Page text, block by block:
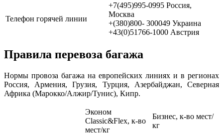
Телефон горячей линии
+7(495)995-0995 Россия,
Москва
+(380)800- 300049 Украина
+43(0)51766-1000 Австрия
Правила перевоза багажа
Нормы провоза багажа на европейских линиях и в регионах
Россия, Армения, Грузия, Турция, Азербайджан, Северная
Африка (Марокко/Алжир/Тунис), Кипр.
Эконом
Classic&Flex, к-во
мест/кг
Бизнес, к-во мест/
кг